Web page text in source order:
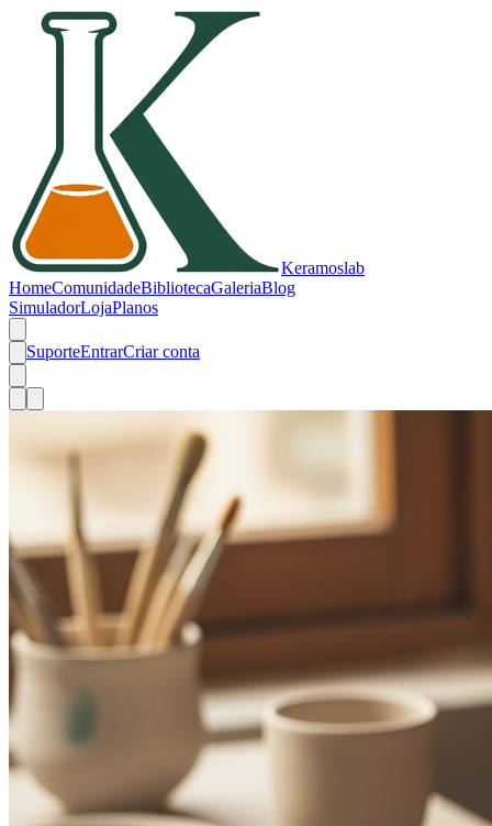
Keramoslab
HomeComunidadeBibliotecaGaleriaBlog
SimuladorLojaPlanos
SuporteEntrarCriar conta